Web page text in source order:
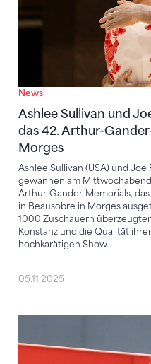
News
Ashlee Sullivan und
das 42. Arthur-
Morges
Ashlee Sullivan (USA) und
gewannen am
Arthur-Gander-Memorials,
in Beausobre in Morges
1000 Zuschauern
Konstanz und die Qualität
hochkarätigen Show.
05.11.2025